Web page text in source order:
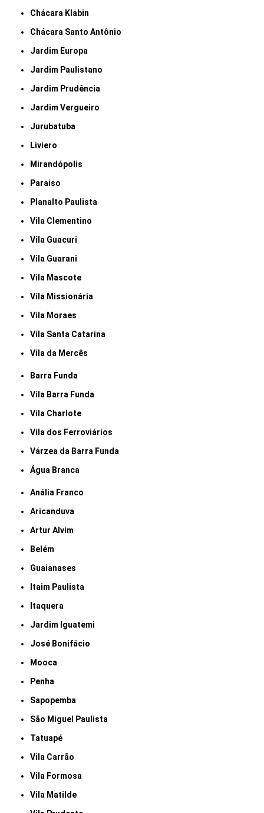
Chácara Klabin
Chácara Santo Antônio
Jardim Europa
Jardim Paulistano
Jardim Prudência
Jardim Vergueiro
Jurubatuba
Liviero
Mirandópolis
Paraiso
Planalto Paulista
Vila Clementino
Vila Guacuri
Vila Guarani
Vila Mascote
Vila Missionária
Vila Moraes
Vila Santa Catarina
Vila da Mercês
Barra Funda
Vila Barra Funda
Vila Charlote
Vila dos Ferroviários
Várzea da Barra Funda
Água Branca
Anália Franco
Aricanduva
Artur Alvim
Belém
Guaianases
Itaim Paulista
Itaquera
Jardim Iguatemi
José Bonifácio
Mooca
Penha
Sapopemba
São Miguel Paulista
Tatuapé
Vila Carrão
Vila Formosa
Vila Matilde